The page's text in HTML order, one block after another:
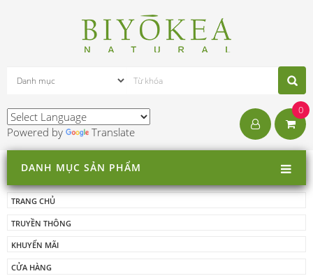
Powered by Translate
0
DANH MỤC SẢN PHẨM
TRANG CHỦ
TRUYỀN THÔNG
KHUYẾN MÃI
CỬA HÀNG